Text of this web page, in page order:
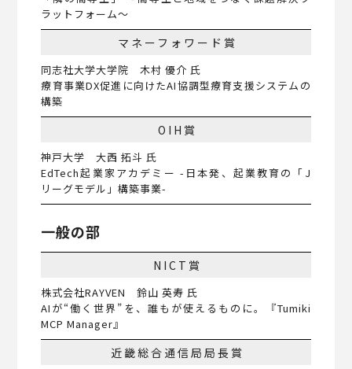
ラットフォーム〜
マネーフォワード賞
同志社大学大学院 木村 優介 氏
療育事業DX促進に向けたAI協調型療育支援システムの
構築
OIH賞
神戸大学 大西 拓斗 氏
EdTech起業家アカデミー -日本発、起業教育の「J
リーグモデル」構築事業-
一般の部
NICT賞
株式会社RAYVEN 鈴山 英寿 氏
AIが“働く世界”を、誰もが使えるものに。『Tumiki
MCP Manager』
近畿総合通信局局長賞